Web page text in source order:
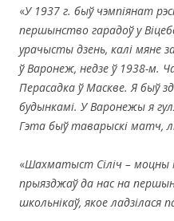
«У 1937 г. быў чэмпіянат
першынство гарадоў у
урачысты дзень, калі мяне
ў Варонеж, недзе ў 1938-м.
Перасадка ў Маскве. Я быў
будынкамі. У Варонежы я
Гэта быў таварыскі матч,
«Шахматыст Сіліч – моцны
прыязджаў да нас на
школьнікаў, якое ладзілася